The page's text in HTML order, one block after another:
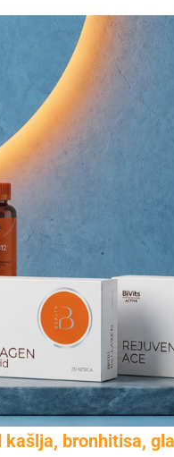
bronhitisa,